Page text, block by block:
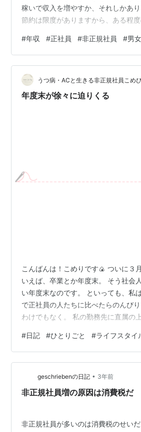
稼いで収入を増やすか、それしかあり
節約は限度がありますから、ある程
回せる資金額が決まり、あとは買って
ば良いってことです。 さてさて、自
分かっているわけですが、他人の収
の？ また、自分って他人に比べて、
いの？って思ったことはありませんか
#年収 #正社員 #非正規社員 #男
うつ病・ACと生きる非正規社員こめ
年度末が徐々に迫りくる
こんばんは！こめりです🍙 ついに３
いえば、卒業とか年度末。 そう社会
い年度末なのです。 といっても、私
で正社員の人たちに比べたらのんび
わけでもなく。 私の勤務先に直属の
けない。しかもうち１名は今年度末
う。 なので、パートだけど自分たち
備しなくてはいけないから 非正規で
忙しなさを感じている今日この頃。
は、基本仕事の話しかしないけど職場
#日記 #ひとりごと #ライフスタイ
geschriebenの日記 • 3年前
非正規社員増の原因は消費税だ
非正規社員が多いのは消費税のせい